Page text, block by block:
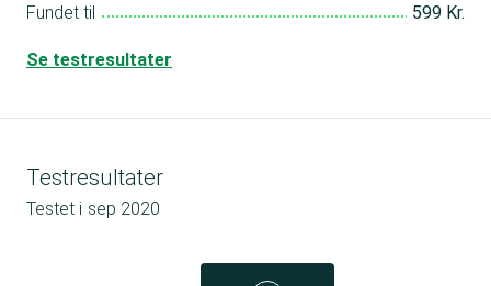
Fundet til 599 Kr.
Se testresultater
Testresultater
Testet i sep 2020